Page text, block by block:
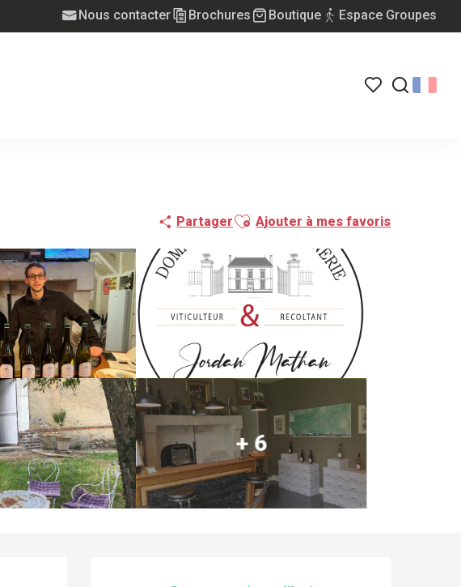
Nous contacter Brochures Boutique Espace Groupes
PartagerAjouter aux favoris
Ajouter à mes favoris
+ 6